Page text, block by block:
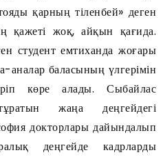
қарның тіленбей» деген
қажеті жоқ, айқын қағида.
студент емтиханда жоғары
баласының үлгерімін
көре алады. Сыбайлас
жаңа деңгейдегі
докторлары дайындалып
деңгейде кадрларды